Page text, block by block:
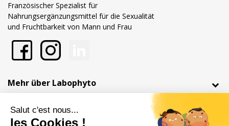
Französischer Spezialist für
Nahrungsergänzungsmittel für die Sexualität
und Fruchtbarkeit von Mann und Frau
Mehr über Labophyto